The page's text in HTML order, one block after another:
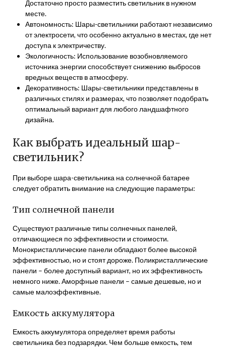
Достаточно просто разместить светильник в нужном
месте.
Автономность: Шары-светильники работают независимо
от электросети, что особенно актуально в местах, где нет
доступа к электричеству.
Экологичность: Использование возобновляемого
источника энергии способствует снижению выбросов
вредных веществ в атмосферу.
Декоративность: Шары-светильники представлены в
различных стилях и размерах, что позволяет подобрать
оптимальный вариант для любого ландшафтного
дизайна.
Как выбрать идеальный шар-
светильник?
При выборе шара-светильника на солнечной батарее
следует обратить внимание на следующие параметры:
Тип солнечной панели
Существуют различные типы солнечных панелей,
отличающиеся по эффективности и стоимости.
Монокристаллические панели обладают более высокой
эффективностью, но и стоят дороже. Поликристаллические
панели – более доступный вариант, но их эффективность
немного ниже. Аморфные панели – самые дешевые, но и
самые малоэффективные.
Емкость аккумулятора
Емкость аккумулятора определяет время работы
светильника без подзарядки. Чем больше емкость, тем